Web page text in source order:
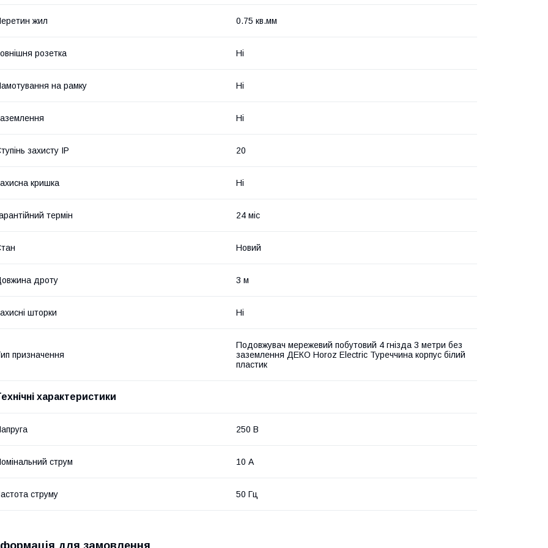
жил 0.75 кв.мм
розетка Ні
на рамку Ні
Ні
захисту IP 20
кришка Ні
термін 24 міс
Новий
дроту 3 м
шторки Ні
призначення
Подовжувач мережевий побутовий 4 гнізда 3 метри без
заземлення ДЕКО Horoz Electric Туреччина корпус білий
пластик
характеристики
250 В
струм 10 А
струму 50 Гц
для замовлення